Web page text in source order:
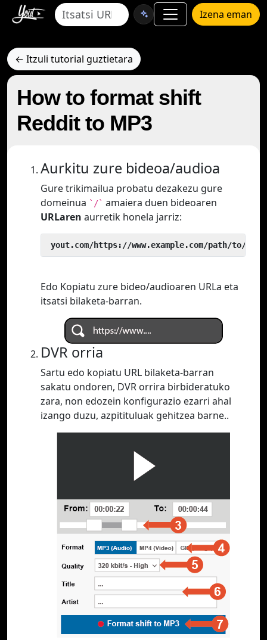
Izena eman
← Itzuli tutorial guztietara
How to format shift
Reddit to MP3
Aurkitu zure bideoa/audioa
Gure trikimailua probatu dezakezu gure
domeinua `/` amaiera duen bideoaren
URLaren aurretik honela jarriz:
yout.com/https://www.example.com/path/to/
Edo Kopiatu zure bideo/audioaren URLa eta
itsatsi bilaketa-barran.
DVR orria
Sartu edo kopiatu URL bilaketa-barran
sakatu ondoren, DVR orrira birbideratuko
zara, non edozein konfigurazio ezarri ahal
izango duzu, azpitituluak gehitzea barne..